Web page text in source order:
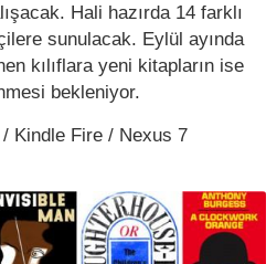
Hali hazırda 14 farklı
sunulacak. Eylül ayında
kılıflara yeni kitapların ise
bekleniyor.
/ Kindle Fire / Nexus 7